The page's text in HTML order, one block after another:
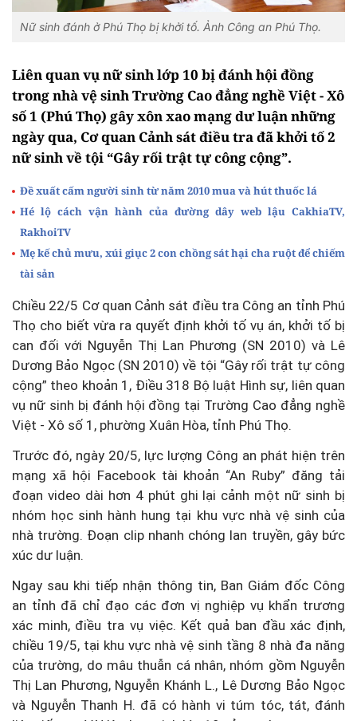
Nữ sinh đánh ở Phú Thọ bị khởi tố. Ảnh Công an Phú Thọ.
Liên quan vụ nữ sinh lớp 10 bị đánh hội đồng
trong nhà vệ sinh Trường Cao đẳng nghề Việt - Xô
số 1 (Phú Thọ) gây xôn xao mạng dư luận những
ngày qua, Cơ quan Cảnh sát điều tra đã khởi tố 2
nữ sinh về tội “Gây rối trật tự công cộng”.
Đề xuất cấm người sinh từ năm 2010 mua và hút thuốc lá
Hé lộ cách vận hành của đường dây web lậu CakhiaTV,
RakhoiTV
Mẹ kế chủ mưu, xúi giục 2 con chồng sát hại cha ruột để chiếm
tài sản
Chiều 22/5 Cơ quan Cảnh sát điều tra Công an tỉnh Phú
Thọ cho biết vừa ra quyết định khởi tố vụ án, khởi tố bị
can đối với Nguyễn Thị Lan Phương (SN 2010) và Lê
Dương Bảo Ngọc (SN 2010) về tội “Gây rối trật tự công
cộng” theo khoản 1, Điều 318 Bộ luật Hình sự, liên quan
vụ nữ sinh bị đánh hội đồng tại Trường Cao đẳng nghề
Việt - Xô số 1, phường Xuân Hòa, tỉnh Phú Thọ.
Trước đó, ngày 20/5, lực lượng Công an phát hiện trên
mạng xã hội Facebook tài khoản “An Ruby” đăng tải
đoạn video dài hơn 4 phút ghi lại cảnh một nữ sinh bị
nhóm học sinh hành hung tại khu vực nhà vệ sinh của
nhà trường. Đoạn clip nhanh chóng lan truyền, gây bức
xúc dư luận.
Ngay sau khi tiếp nhận thông tin, Ban Giám đốc Công
an tỉnh đã chỉ đạo các đơn vị nghiệp vụ khẩn trương
xác minh, điều tra vụ việc. Kết quả ban đầu xác định,
chiều 19/5, tại khu vực nhà vệ sinh tầng 8 nhà đa năng
của trường, do mâu thuẫn cá nhân, nhóm gồm Nguyễn
Thị Lan Phương, Nguyễn Khánh L., Lê Dương Bảo Ngọc
và Nguyễn Thanh H. đã có hành vi túm tóc, tát, đánh